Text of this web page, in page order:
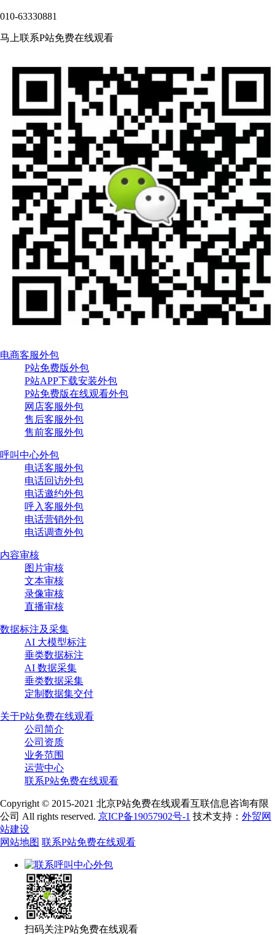
010-63330881
马上联系P站免费在线观看
电商客服外包
P站免费版外包
P站APP下载安装外包
P站免费版在线观看外包
网店客服外包
售后客服外包
售前客服外包
呼叫中心外包
电话客服外包
电话回访外包
电话邀约外包
呼入客服外包
电话营销外包
电话调查外包
内容审核
图片审核
文本审核
录像审核
直播审核
数据标注及采集
AI 大模型标注
垂类数据标注
AI 数据采集
垂类数据采集
定制数据集交付
关于P站免费在线观看
公司简介
公司资质
业务范围
运营中心
联系P站免费在线观看
Copyright © 2015-2021 北京P站免费在线观看互联信息咨询有限
公司 All rights reserved. 京ICP备19057902号-1 技术支持： 外贸网
站建设
网站地图 联系P站免费在线观看
扫码关注P站免费在线观看